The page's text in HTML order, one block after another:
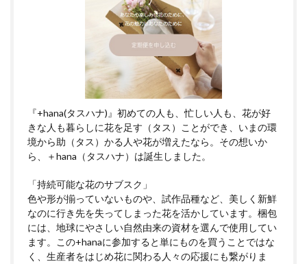
『+hana(タスハナ)』初めての人も、忙しい人も、花が好
きな人も暮らしに花を足す（タス）ことができ、いまの環
境から助（タス）かる人や花が増えたなら。その想いか
ら、＋hana（タスハナ）は誕生しました。
「持続可能な花のサブスク」
色や形が揃っていないものや、試作品種など、美しく新鮮
なのに行き先を失ってしまった花を活かしています。梱包
には、地球にやさしい自然由来の資材を選んで使用してい
ます。この+hanaに参加すると単にものを買うことではな
く、生産者をはじめ花に関わる人々の応援にも繋がりま